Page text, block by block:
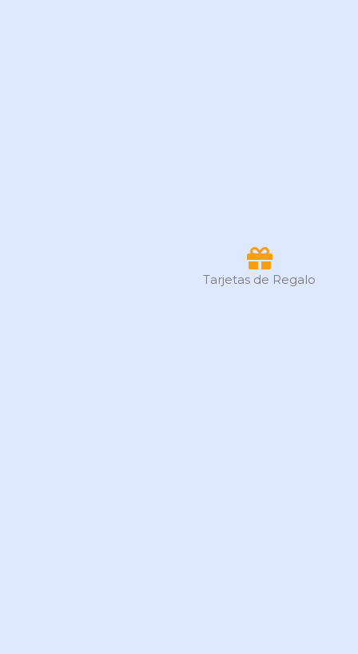
Tarjetas de Regalo